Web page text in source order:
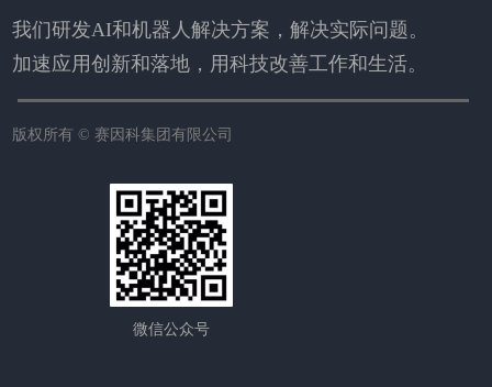
微信公众号
我们研发AI和机器人解决方案，解决实际问题。
加速应用创新和落地，用科技改善工作和生活。
版权所有 © 赛因科集团有限公司